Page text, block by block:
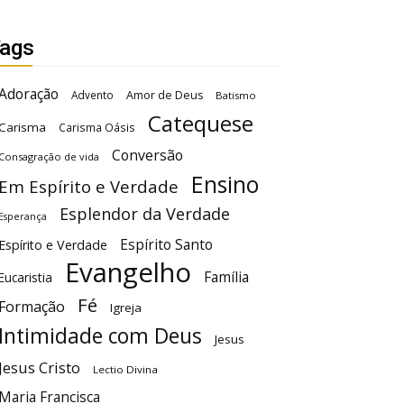
Advento Amor de Deus Batismo
Carisma Oásis Catequese
de vida Conversão
Espírito e Verdade Ensino
Esplendor da Verdade
e Verdade Espírito Santo
Evangelho
Família
Fé Igreja
com Deus Jesus
Cristo Lectio Divina
Francisca